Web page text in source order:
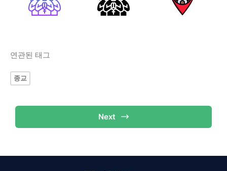
연관된 태그
종교
Next